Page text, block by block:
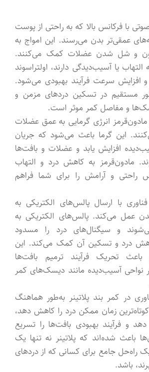
با فرکانس بالا که به راحتی از پوست
عمقی‌تر بدن می‌رسند. این امواج به
و شل شدن عضلات کمک می‌کنند.
التهاب یا آسیب‌دیدگی دارند، اولتراسوند
افزایش سرعت فرآیند بهبودی می‌شود.
مستقیم در تسکین دردهای مزمن و
و مفاصل کمر موثر است.
انرژی گرمایی به عمق عضلات
این گرما باعث می‌شود که جریان
افزایش یابد و عضلات و بافت‌ها
مادون‌قرمز به کاهش درد و التهاب
و آرامش را برای شما فراهم
با ارسال پالس‌های الکتریکی به
عمل می‌کند. پالس‌های الکتریکی به
و سیگنال‌های درد را مسدود
درد و تسکین آن کمک می‌کند. این
تحریک فرآیند ترمیم بافت‌ها
نواحی آسیب‌دیده مانند دیسک‌های کمر
در کمر بند پلاتینر به‌طور هماهنگ
زمان ممکن درد را کاهش دهد،
و فرآیند بهبودی بافت‌ها را تسریع
باعث شده‌اند که پلاتینر نه تنها یک
یک راه‌حل جامع برای کسانی که از دردهای
باشد.